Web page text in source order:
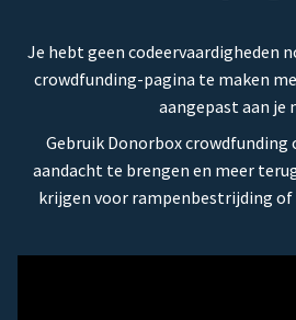
Je hebt geen codeervaardigheden
crowdfunding-pagina te maken
aangepast aan je
Gebruik Donorbox crowdfunding
aandacht te brengen en meer
krijgen voor rampenbestrijding of